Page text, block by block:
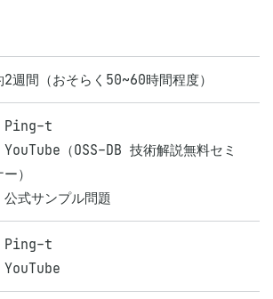
2週間（おそらく50~60時間程度）
Ping-t
YouTube（OSS-DB 技術解説無料セミ
）
公式サンプル問題
Ping-t
YouTube